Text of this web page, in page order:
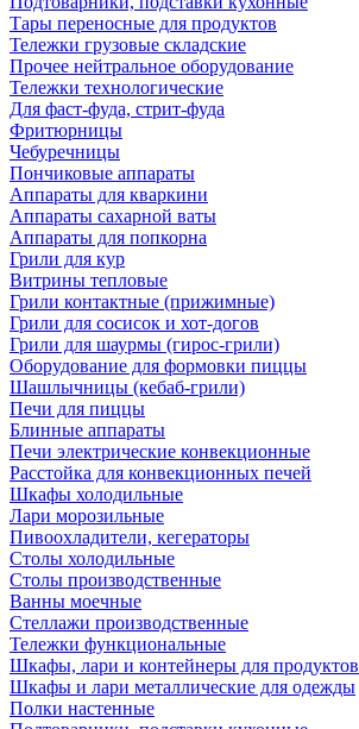
Тары переносные для продуктов
Тележки грузовые складские
Прочее нейтральное оборудование
Тележки технологические
Для фаст-фуда, стрит-фуда
Фритюрницы
Чебуречницы
Пончиковые аппараты
Аппараты для кваркини
Аппараты сахарной ваты
Аппараты для попкорна
Грили для кур
Витрины тепловые
Грили контактные (прижимные)
Грили для сосисок и хот-догов
Грили для шаурмы (гирос-грили)
Оборудование для формовки пиццы
Шашлычницы (кебаб-грили)
Печи для пиццы
Блинные аппараты
Печи электрические конвекционные
Расстойка для конвекционных печей
Шкафы холодильные
Лари морозильные
Пивоохладители, кегераторы
Столы холодильные
Столы производственные
Ванны моечные
Стеллажи производственные
Тележки функциональные
Шкафы, лари и контейнеры для продуктов
Шкафы и лари металлические для одежды
Полки настенные